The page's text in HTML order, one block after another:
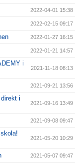
2022-04-01 15:38
2022-02-15 09:17
2022-01-27 16:15
2022-01-21 14:57
i
2021-11-18 08:13
2021-09-21 13:56
i
2021-09-16 13:49
2021-09-08 09:47
2021-05-20 10:29
2021-05-07 09:47